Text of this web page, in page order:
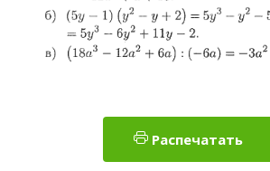
Распечатать